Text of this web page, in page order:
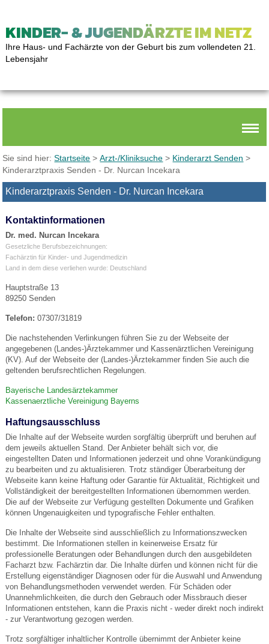
KINDER- & JUGENDÄRZTE IM NETZ
Ihre Haus- und Fachärzte von der Geburt bis zum vollendeten 21.
Lebensjahr
Sie sind hier:Startseite >Arzt-/Kliniksuche > Kinderarzt Senden >
Kinderarztpraxis Senden - Dr. Nurcan Incekara
Kinderarztpraxis Senden - Dr. Nurcan Incekara
Kontaktinformationen
Dr. med. Nurcan Incekara
Gesetzliche Berufsbezeichnungen:
Fachärztin für Kinder- und Jugendmedizin
Land in dem diese verliehen wurde: Deutschland
Hauptstraße 13
89250 Senden
Telefon: 07307/31819
Die nachstehenden Verlinkungen führen Sie zu der Webseite der
angegebenen (Landes-)Ärztekammer und Kassenärztlichen Vereinigung
(KV). Auf der Webseite der (Landes-)Ärztekammer finden Sie auch die
geltenden berufsrechtlichen Regelungen.
Bayerische Landesärztekammer
Kassenaerztliche Vereinigung Bayerns
Haftungsausschluss
Die Inhalte auf der Webseite wurden sorgfältig überprüft und beruhen auf
dem jeweils aktuellen Stand. Der Anbieter behält sich vor, die
eingestellten Daten und Informationen jederzeit und ohne Vorankündigung
zu bearbeiten und zu aktualisieren. Trotz ständiger Überarbeitung der
Webseite kann keine Haftung oder Garantie für Aktualität, Richtigkeit und
Vollständigkeit der bereitgestellten Informationen übernommen werden.
Die auf der Webseite zur Verfügung gestellten Dokumente und Grafiken
können Ungenauigkeiten und typografische Fehler enthalten.
Die Inhalte der Webseite sind ausschließlich zu Informationszwecken
bestimmt. Die Informationen stellen in keinerweise Ersatz für
professionelle Beratungen oder Behandlungen durch den ausgebildeten
Facharzt bzw. Fachärztin dar. Die Inhalte dürfen und können nicht für die
Erstellung eigenständiger Diagnosen oder für die Auswahl und Anwendung
von Behandlungsmethoden verwendet werden. Für Schäden oder
Unannehmlichkeiten, die durch den Gebrauch oder Missbrauch dieser
Informationen entstehen, kann die Praxis nicht - weder direkt noch indirekt
- zur Verantwortung gezogen werden.
Trotz sorgfältiger inhaltlicher Kontrolle übernimmt der Anbieter keine